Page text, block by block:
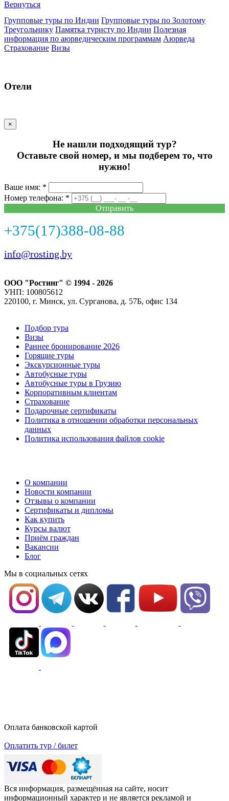
Вернуться
Групповые туры по Индии Групповые туры по Золотому
Треугольнику Памятка туристу по Индии Полезная
информация по аюрведическим программам Аюрведа
Страхование Визы
Отели
×
Не нашли подходящий тур?
Оставьте свой номер, и мы подберем то, что
нужно!
Ваше имя: *
Номер телефона: *
Отправить
+375(17)388-08-88
info@rosting.by
ООО "Ростинг" © 1994 - 2026
УНП: 100805612
220100, г. Минск, ул. Сурганова, д. 57Б, офис 134
Подбор тура
Визы
Раннее бронирование 2026
Горящие туры
Экскурсионные туры
Автобусные туры
Автобусные туры в Грузию
Корпоративным клиентам
Страхование
Подарочные сертификаты
Политика в отношении обработки персональных
данных
Политика использования файлов cookie
О компании
Новости компании
Отзывы о компании
Сертификаты и дипломы
Как купить
Курсы валют
Приём граждан
Вакансии
Блог
Мы в социальных сетях
Оплата банковской картой
Оплатить тур / билет
Вся информация, размещённая на сайте, носит
информационный характер и не является рекламой и